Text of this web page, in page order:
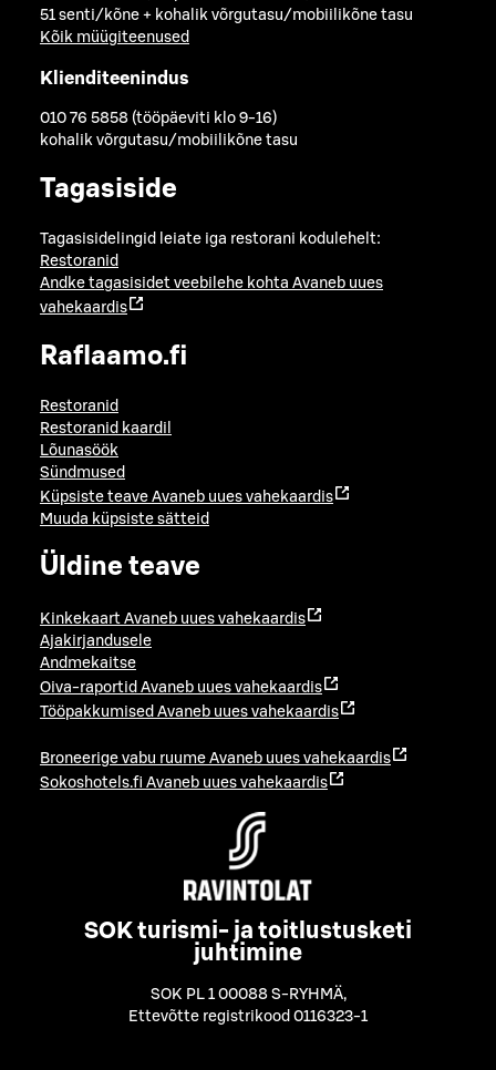
51 senti/kõne + kohalik võrgutasu/mobiilikõne tasu
Kõik müügiteenused
Klienditeenindus
010 76 5858 (tööpäeviti klo 9-16)
kohalik võrgutasu/mobiilikõne tasu
Tagasiside
Tagasisidelingid leiate iga restorani kodulehelt:
Restoranid
Andke tagasisidet veebilehe kohta Avaneb uues
vahekaardis
Raflaamo.fi
Restoranid
Restoranid kaardil
Lõunasöök
Sündmused
Küpsiste teave Avaneb uues vahekaardis
Muuda küpsiste sätteid
Üldine teave
Kinkekaart Avaneb uues vahekaardis
Ajakirjandusele
Andmekaitse
Oiva-raportid Avaneb uues vahekaardis
Tööpakkumised Avaneb uues vahekaardis
Broneerige vabu ruume Avaneb uues vahekaardis
Sokoshotels.fi Avaneb uues vahekaardis
SOK turismi- ja toitlustusketi
juhtimine
SOK PL 1 00088 S-RYHMÄ,
Ettevõtte registrikood 0116323-1